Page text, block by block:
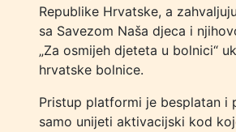
Republike Hrvatske, a
sa Savezom Naša djeca i
„Za osmijeh djeteta u bolnici“
hrvatske bolnice.
Pristup platformi je besplatan i
samo unijeti aktivacijski kod